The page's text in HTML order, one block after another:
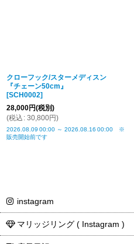
クローフック/スターメディスン
『チェーン50cm』
[SCH0002]
28,000円(税別)
(税込 : 30,800円)
2026.08.09 00:00 ～ 2026.08.16 00:00 ※
販売開始前です
instagram
マリッジリング ( Instagram )